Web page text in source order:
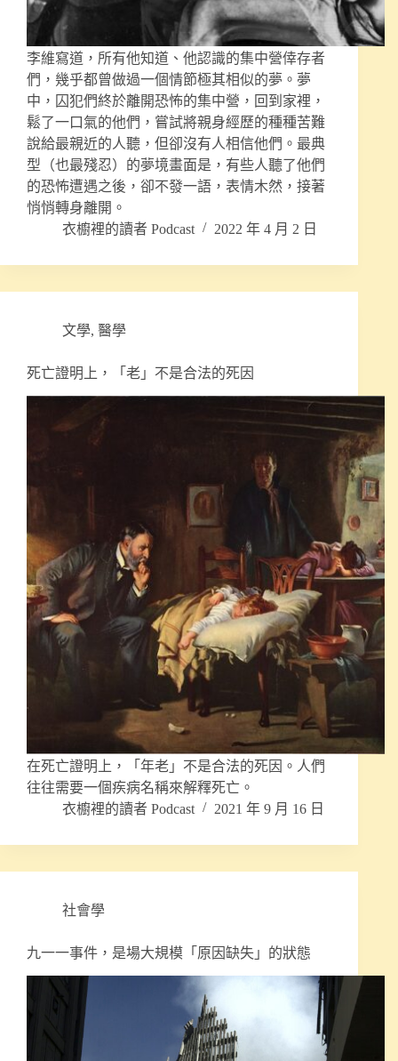
李維寫道，所有他知道、他認識的集中營倖存者
們，幾乎都曾做過一個情節極其相似的夢。夢
中，囚犯們終於離開恐怖的集中營，回到家裡，
鬆了一口氣的他們，嘗試將親身經歷的種種苦難
說給最親近的人聽，但卻沒有人相信他們。最典
型（也最殘忍）的夢境畫面是，有些人聽了他們
的恐怖遭遇之後，卻不發一語，表情木然，接著
悄悄轉身離開。
衣櫥裡的讀者 Podcast
2022 年 4 月 2 日
文學, 醫學
死亡證明上，「老」不是合法的死因
在死亡證明上，「年老」不是合法的死因。人們
往往需要一個疾病名稱來解釋死亡。
衣櫥裡的讀者 Podcast
2021 年 9 月 16 日
社會學
九一一事件，是場大規模「原因缺失」的狀態